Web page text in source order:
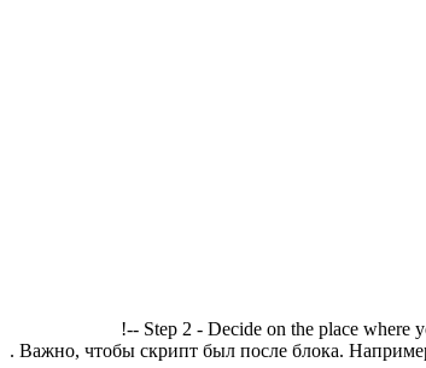
!-- Step 2 - Decide on the place where
. Важно, чтобы скрипт был после блока.